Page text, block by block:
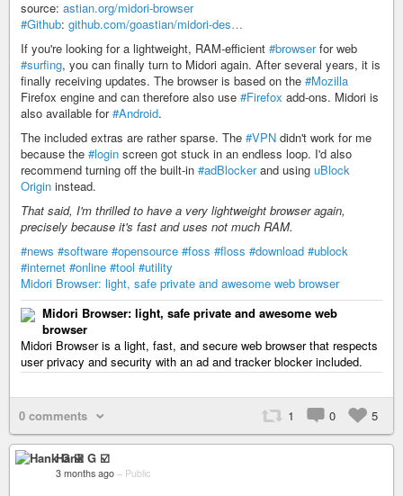
source: astian.org/midori-browser
#Github: github.com/goastian/midori-des…
If you're looking for a lightweight, RAM-efficient #browserfor web
#surfing, you can finally turn to Midori again. After several years, it is
finally receiving updates. The browser is based on the #Mozilla
Firefox engine and can therefore also use #Firefox add-ons. Midori is
also available for#Android.
The included extras are rather sparse. The #VPN didn't work for me
because the #login screen got stuck in an endless loop. I'd also
recommend turning off the built-in #adBlockerand using uBlock
Origin instead.
That said, I'm thrilled to have a very lightweight browser again,
precisely because it's fast and uses not much RAM.
#news #software #opensource #foss #floss #download #ublock
#internet #online #tool #utility
Midori Browser: light, safe private and awesome web browser
Midori Browser: light, safe private and awesome web
browser
Midori Browser is a light, fast, and secure web browser that respects
user privacy and security with an ad and tracker blocker included.
0 comments 1 0 5
Hank G ☑️
3 months ago – Public